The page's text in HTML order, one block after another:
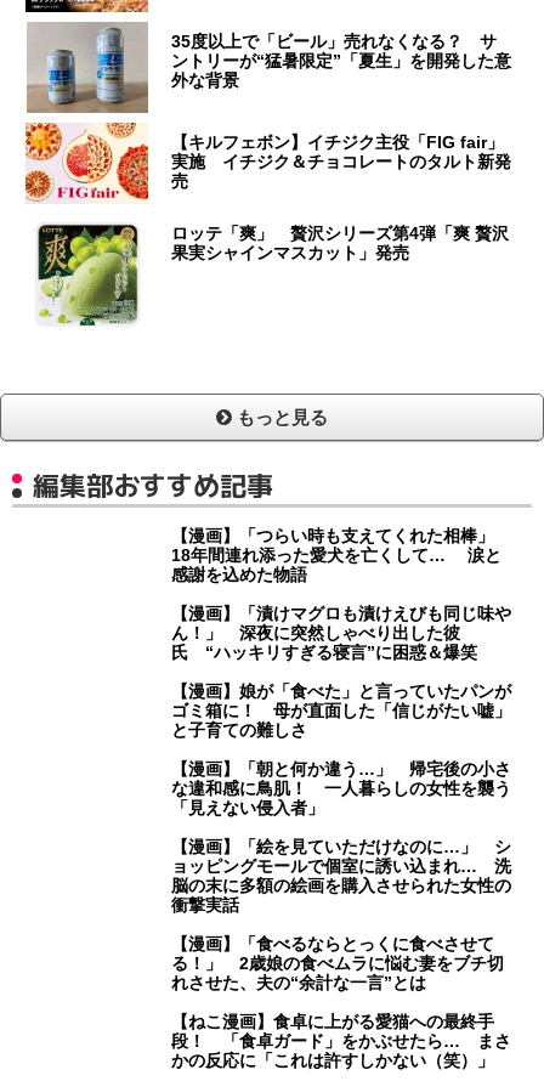
35度以上で「ビール」売れなくなる？ サ
ントリーが“猛暑限定”「夏生」を開発した意
外な背景
【キルフェボン】イチジク主役「FIG fair」
実施 イチジク＆チョコレートのタルト新発
売
ロッテ「爽」 贅沢シリーズ第4弾「爽 贅沢
果実シャインマスカット」発売
もっと見る
編集部おすすめ記事
【漫画】「つらい時も支えてくれた相棒」
18年間連れ添った愛犬を亡くして… 涙と
感謝を込めた物語
【漫画】「漬けマグロも漬けえびも同じ味や
ん！」 深夜に突然しゃべり出した彼
氏 “ハッキリすぎる寝言”に困惑＆爆笑
【漫画】娘が「食べた」と言っていたパンが
ゴミ箱に！ 母が直面した「信じがたい嘘」
と子育ての難しさ
【漫画】「朝と何か違う…」 帰宅後の小さ
な違和感に鳥肌！ 一人暮らしの女性を襲う
「見えない侵入者」
【漫画】「絵を見ていただけなのに…」 シ
ョッピングモールで個室に誘い込まれ… 洗
脳の末に多額の絵画を購入させられた女性の
衝撃実話
【漫画】「食べるならとっくに食べさせて
る！」 2歳娘の食べムラに悩む妻をブチ切
れさせた、夫の“余計な一言”とは
【ねこ漫画】食卓に上がる愛猫への最終手
段！ 「食卓ガード」をかぶせたら… まさ
かの反応に「これは許すしかない（笑）」